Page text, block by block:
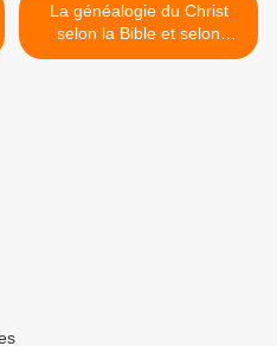
La généalogie du Christ
selon la Bible et selon
l’Hortus Deliciarum >